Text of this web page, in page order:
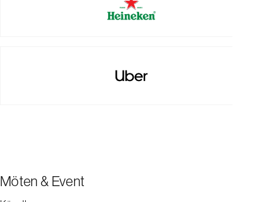
Möten & Event